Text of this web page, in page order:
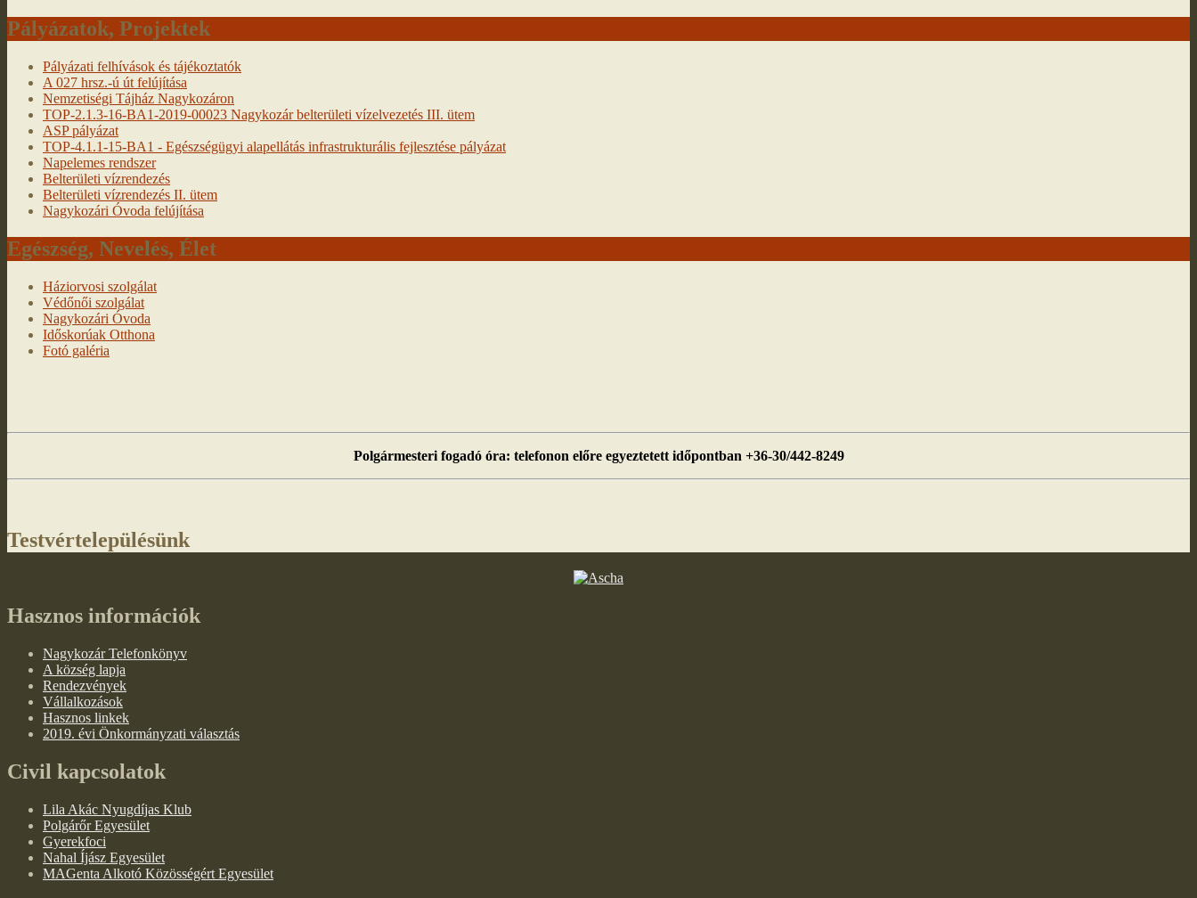
Pályázatok, Projektek
Pályázati felhívások és tájékoztatók
A 027 hrsz.-ú út felújítása
Nemzetiségi Tájház Nagykozáron
TOP-2.1.3-16-BA1-2019-00023 Nagykozár belterületi vízelvezetés III. ütem
ASP pályázat
TOP-4.1.1-15-BA1 - Egészségügyi alapellátás infrastrukturális fejlesztése pályázat
Napelemes rendszer
Belterületi vízrendezés
Belterületi vízrendezés II. ütem
Nagykozári Óvoda felújítása
Egészség, Nevelés, Élet
Háziorvosi szolgálat
Védőnői szolgálat
Nagykozári Óvoda
Időskorúak Otthona
Fotó galéria
Polgármesteri fogadó óra: telefonon előre egyeztetett időpontban +36-30/442-8249
Testvértelepülésünk
Hasznos információk
Nagykozár Telefonkönyv
A község lapja
Rendezvények
Vállalkozások
Hasznos linkek
2019. évi Önkormányzati választás
Civil kapcsolatok
Lila Akác Nyugdíjas Klub
Polgárőr Egyesület
Gyerekfoci
Nahal Íjász Egyesület
MAGenta Alkotó Közösségért Egyesület